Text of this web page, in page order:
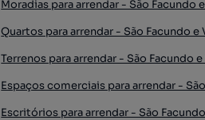
Moradias para arrendar - São Facundo
Quartos para arrendar - São Facundo e
Terrenos para arrendar - São Facundo
Espaços comerciais para arrendar -
Escritórios para arrendar - São